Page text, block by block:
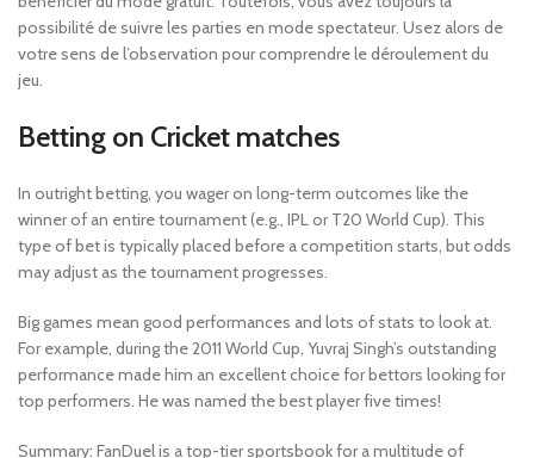
possibilité de suivre les parties en mode spectateur. Usez alors de
votre sens de l’observation pour comprendre le déroulement du
jeu.
Betting on Cricket matches
In outright betting, you wager on long-term outcomes like the
winner of an entire tournament (e.g., IPL or T20 World Cup). This
type of bet is typically placed before a competition starts, but odds
may adjust as the tournament progresses.
Big games mean good performances and lots of stats to look at.
For example, during the 2011 World Cup, Yuvraj Singh’s outstanding
performance made him an excellent choice for bettors looking for
top performers. He was named the best player five times!
Summary: FanDuel is a top-tier sportsbook for a multitude of